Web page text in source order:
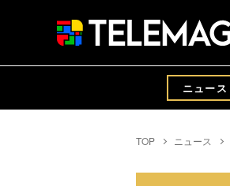
ニュース
TOP ニュース